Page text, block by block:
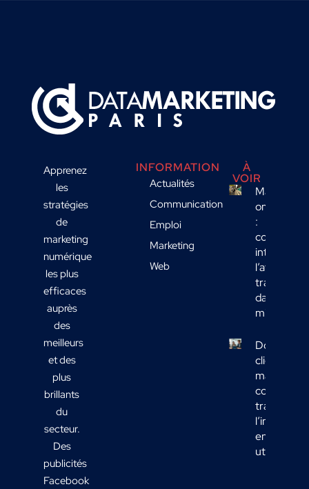
Apprenez
les
stratégies
de
marketing
numérique
les plus
efficaces
auprès
des
meilleurs
et des
plus
brillants
du
secteur.
Des
publicités
Facebook
INFORMATION
Actualités
Communication
Emploi
Marketing
Web
À
VOIR
Marketing
omnicanal
:
comment
intégrer
l’affichage
transport
dans votre
mix média
Données
clients
marketing :
comment
en actions
utiles ?